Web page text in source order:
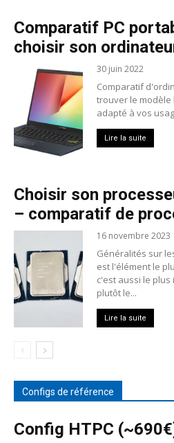
Comparatif PC
choisir son
30 juin 2022
Comparatif
trouver le modèle
adapté à vos
Lire la suite
Choisir son
– comparatif de
16 novembre 2023
Généralités sur
est l'élément le
c'est aussi le
plutôt le...
Lire la suite
Configs de référence
Config HTPC